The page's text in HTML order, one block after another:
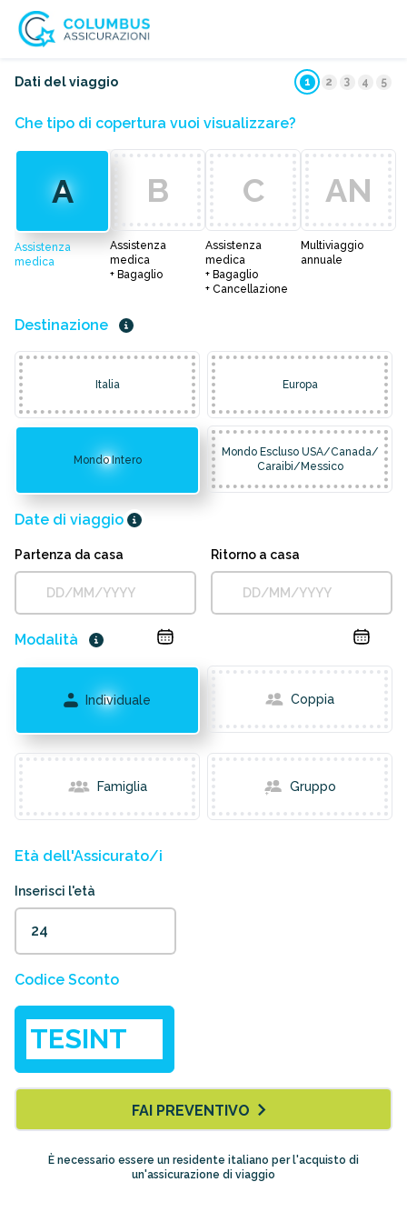
Dati del viaggio 1 2 3 4 5
Che tipo di copertura vuoi visualizzare?
A
Assistenza
medica
B
Assistenza
medica
+ Bagaglio
C
Assistenza
medica
+ Bagaglio
+ Cancellazione
AN
Multiviaggio
annuale
Destinazione
Italia Europa
Mondo Intero
Mondo Escluso USA/Canada/
Caraibi/Messico
Date di viaggio
Partenza da casa Ritorno a casa
Modalità
Individuale Coppia
Famiglia Gruppo
Età dell'Assicurato/i
Inserisci l'età
Codice Sconto
FAI PREVENTIVO
È necessario essere un residente italiano per l'acquisto di
un'assicurazione di viaggio